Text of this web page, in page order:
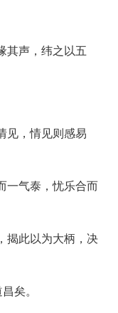
其声，纬之以五
见，情见则感易
一气泰，忧乐合而
揭此以为大柄，决
矣。